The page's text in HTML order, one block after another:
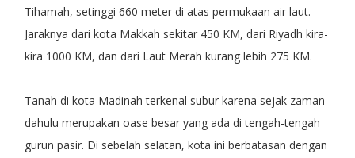
Tihamah, setinggi 660 meter di atas permukaan air laut.
Jaraknya dari kota Makkah sekitar 450 KM, dari Riyadh kira-
kira 1000 KM, dan dari Laut Merah kurang lebih 275 KM.
Tanah di kota Madinah terkenal subur karena sejak zaman
dahulu merupakan oase besar yang ada di tengah-tengah
gurun pasir. Di sebelah selatan, kota ini berbatasan dengan